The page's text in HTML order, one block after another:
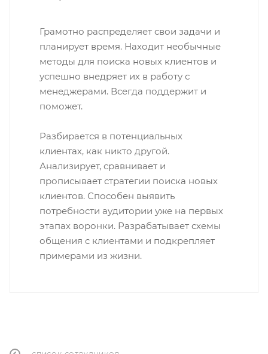
Грамотно распределяет свои задачи и
планирует время. Находит необычные
методы для поиска новых клиентов и
успешно внедряет их в работу с
менеджерами. Всегда поддержит и
поможет.
Разбирается в потенциальных
клиентах, как никто другой.
Анализирует, сравнивает и
прописывает стратегии поиска новых
клиентов. Способен выявить
потребности аудитории уже на первых
этапах воронки. Разрабатывает схемы
общения с клиентами и подкрепляет
примерами из жизни.